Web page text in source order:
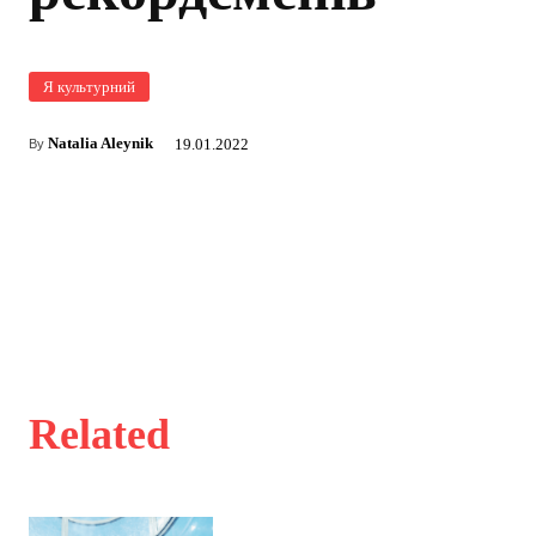
Я культурний
By Natalia Aleynik 19.01.2022
Related